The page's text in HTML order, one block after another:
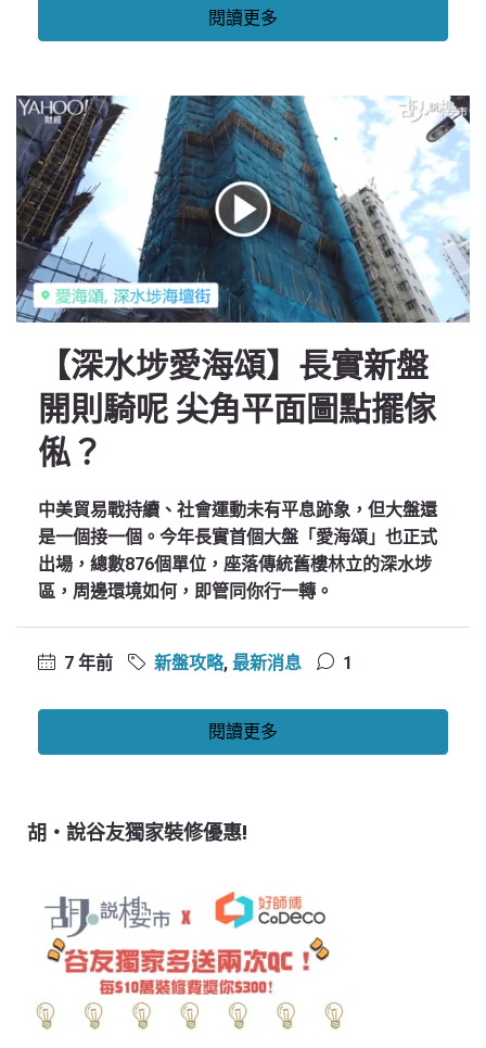
閱讀更多
【深水埗愛海頌】長實新盤
開則騎呢 尖角平面圖點擺傢
俬？
中美貿易戰持續、社會運動未有平息跡象，但大盤還
是一個接一個。今年長實首個大盤「愛海頌」也正式
出場，總數876個單位，座落傳統舊樓林立的深水埗
區，周邊環境如何，即管同你行一轉。
7 年前 新盤攻略, 最新消息 1
閱讀更多
胡‧說谷友獨家裝修優惠!